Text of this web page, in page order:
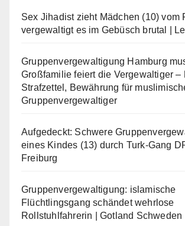
Sex Jihadist zieht Mädchen (10) vom
vergewaltigt es im Gebüsch brutal |
Gruppenvergewaltigung Hamburg
Großfamilie feiert die Vergewaltiger –
Strafzettel, Bewährung für
Gruppenvergewaltiger
Aufgedeckt: Schwere
eines Kindes (13) durch Turk-Gang
Freiburg
Gruppenvergewaltigung: islamische
Flüchtlingsgang schändet wehrlose
Rollstuhlfahrerin | Gotland Schweden